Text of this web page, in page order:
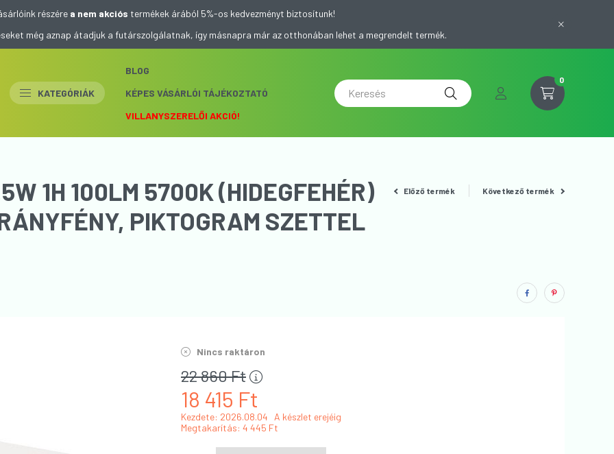
részére a nem akciós termékek árából 5%-os kedvezményt biztosítunk!
még aznap átadjuk a futárszolgálatnak, így másnapra már az otthonában lehet a megrendelt termék.
KATEGÓRIÁK
BLOG
KÉPES VÁSÁRLÓI TÁJÉKOZTATÓ
VILLANYSZERELŐI AKCIÓ!
0
Előző termék Következő termék
1H 100LM 5700K (HIDEGFEHÉR)
PIKTOGRAM SZETTEL
Nincs raktáron
18 415 Ft
22 860Ft
Kezdete: 2026.08.04
A készlet erejéig
Megtakarítás 4 445 Ft